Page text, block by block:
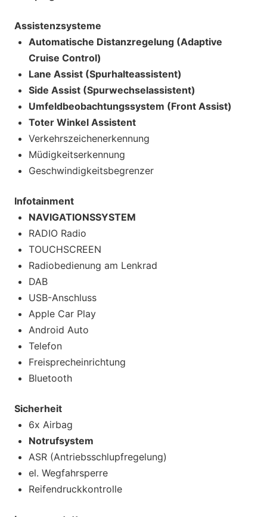
Assistenzsysteme
Automatische Distanzregelung (Adaptive
Cruise Control)
Lane Assist (Spurhalteassistent)
Side Assist (Spurwechselassistent)
Umfeldbeobachtungssystem (Front Assist)
Toter Winkel Assistent
Verkehrszeichenerkennung
Müdigkeitserkennung
Geschwindigkeitsbegrenzer
Infotainment
NAVIGATIONSSYSTEM
RADIO Radio
TOUCHSCREEN
Radiobedienung am Lenkrad
DAB
USB-Anschluss
Apple Car Play
Android Auto
Telefon
Freisprecheinrichtung
Bluetooth
Sicherheit
6x Airbag
Notrufsystem
ASR (Antriebsschlupfregelung)
el. Wegfahrsperre
Reifendruckkontrolle